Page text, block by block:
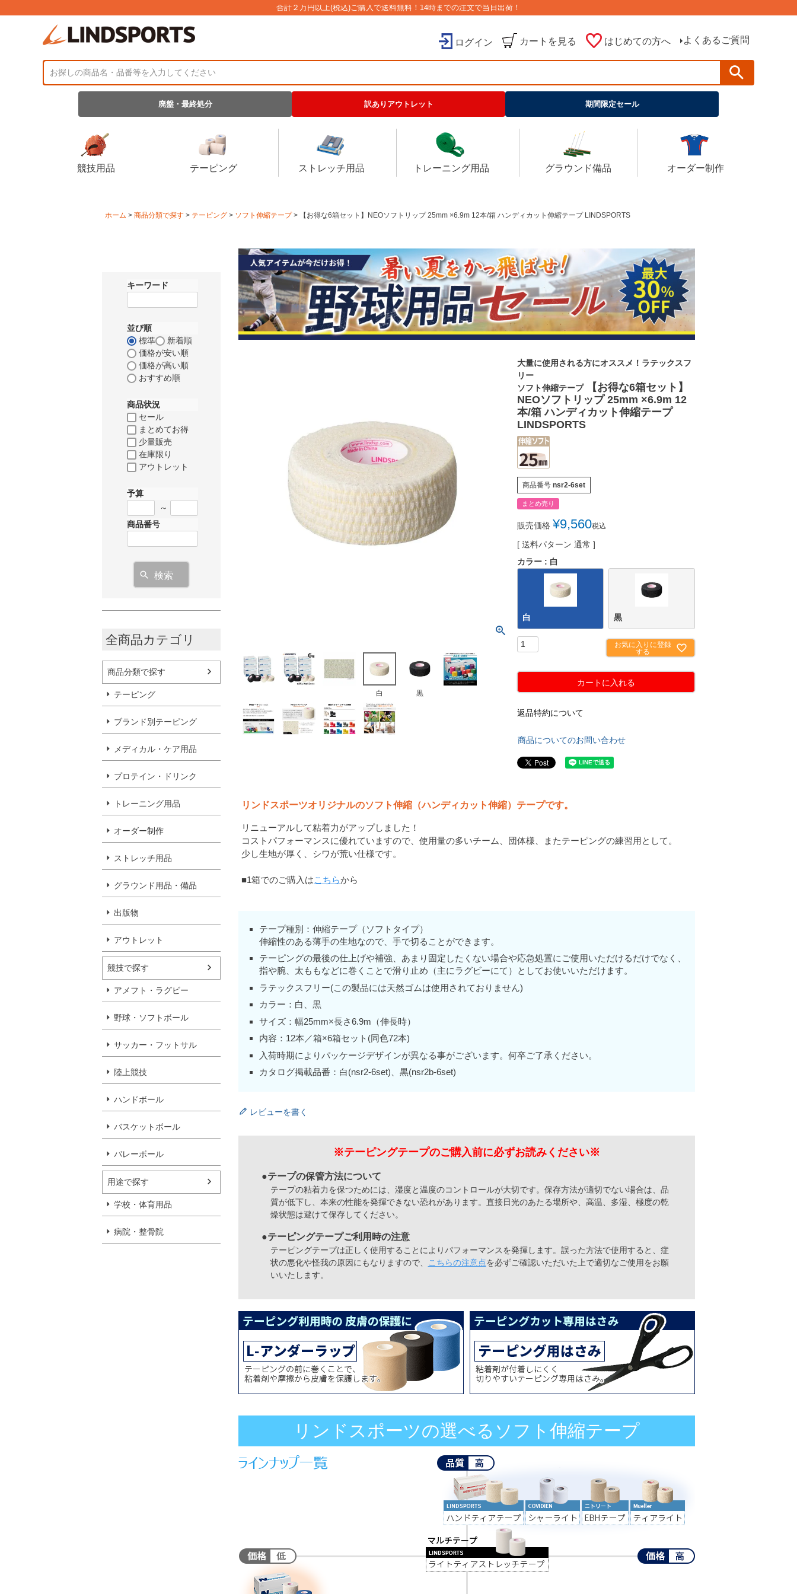
合計２万円以上(税込)ご購入で送料無料！14時までの注文で当日出荷！
ログイン カートを見る はじめての方へ よくあるご質問
廃盤・最終処分 訳ありアウトレット 期間限定セール
競技用品 テーピング ストレッチ用品 トレーニング用品 グラウンド備品 オーダー制作
ホーム 商品分類で探す テーピング ソフト伸縮テープ 【お得な6箱セット】NEOソフトリップ 25mm ×6.9m 12本/箱 ハンディカット伸縮テープ LINDSPORTS
キーワード
並び順
標準
新着順
価格が安い順
価格が高い順
おすすめ順
商品状況
セール
まとめてお得
少量販売
在庫限り
アウトレット
予算
～
商品番号
検索
全商品カテゴリ
商品分類で探す
テーピング
ブランド別テーピング
メディカル・ケア用品
プロテイン・ドリンク
トレーニング用品
オーダー制作
ストレッチ用品
グラウンド用品・備品
出版物
アウトレット
競技で探す
アメフト・ラグビー
野球・ソフトボール
サッカー・フットサル
陸上競技
ハンドボール
バスケットボール
バレーボール
用途で探す
学校・体育用品
病院・整骨院
白 黒
大量に使用される方にオススメ！ラテックスフ
リー
ソフト伸縮テープ
【お得な6箱セット】
NEOソフトリップ 25mm ×6.9m 12
本/箱 ハンディカット伸縮テープ
LINDSPORTS
商品番号 nsr2-6set
まとめ売り
販売価格 ¥9,560税込
送料パターン 通常
カラー
白
白 黒
お気に入りに登録
する
カートに入れる
返品特約について
商品についてのお問い合わせ
リンドスポーツオリジナルのソフト伸縮（ハンディカット伸縮）テープです。
リニューアルして粘着力がアップしました！
コストパフォーマンスに優れていますので、使用量の多いチーム、団体様、またテーピングの練習用として。
少し生地が厚く、シワが荒い仕様です。
■1箱でのご購入はこちらから
テープ種別：伸縮テープ（ソフトタイプ）
伸縮性のある薄手の生地なので、手で切ることができます。
テーピングの最後の仕上げや補強、あまり固定したくない場合や応急処置にご使用いただけるだけでなく、
指や腕、太ももなどに巻くことで滑り止め（主にラグビーにて）としてお使いいただけます。
ラテックスフリー(この製品には天然ゴムは使用されておりません)
カラー：白、黒
サイズ：幅25mm×長さ6.9m（伸長時）
内容：12本／箱×6箱セット(同色72本)
入荷時期によりパッケージデザインが異なる事がございます。何卒ご了承ください。
カタログ掲載品番：白(nsr2-6set)、黒(nsr2b-6set)
レビューを書く
※テーピングテープのご購入前に必ずお読みください※
●テープの保管方法について
テープの粘着力を保つためには、湿度と温度のコントロールが大切です。保存方法が適切でない場合は、品
質が低下し、本来の性能を発揮できない恐れがあります。直接日光のあたる場所や、高温、多湿、極度の乾
燥状態は避けて保存してください。
●テーピングテープご利用時の注意
テーピングテープは正しく使用することによりパフォーマンスを発揮します。誤った方法で使用すると、症
状の悪化や怪我の原因にもなりますので、
こちらの注意点を必ずご確認いただいた上で適切なご使用をお願
いいたします。
リンドスポーツの選べるソフト伸縮テープ